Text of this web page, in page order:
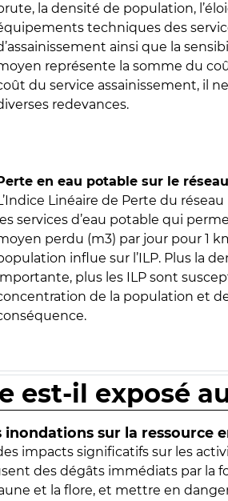
la densité de population,
techniques des
ainsi que la
représente la somme du
du service assainissement, il
redevances.
en eau potable sur le réseau
Linéaire de Perte du
les services d’eau potable qui
perdu (m3) par jour pour 1
influe sur l’ILP. Plus la
plus les ILP sont
de la population et
est-il exposé
inondations sur la ressource
impacts significatifs sur les
des dégâts immédiats par la
et la flore, et mettre en